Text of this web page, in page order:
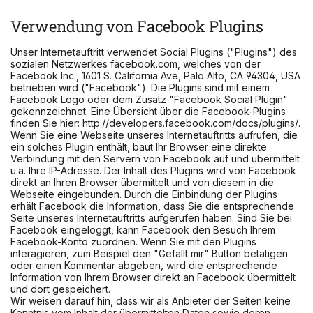
Verwendung von Facebook Plugins
Unser Internetauftritt verwendet Social Plugins ("Plugins") des
sozialen Netzwerkes facebook.com, welches von der
Facebook Inc., 1601 S. California Ave, Palo Alto, CA 94304, USA
betrieben wird ("Facebook"). Die Plugins sind mit einem
Facebook Logo oder dem Zusatz "Facebook Social Plugin"
gekennzeichnet. Eine Übersicht über die Facebook-Plugins
finden Sie hier: http://developers.facebook.com/docs/plugins/.
Wenn Sie eine Webseite unseres Internetauftritts aufrufen, die
ein solches Plugin enthält, baut Ihr Browser eine direkte
Verbindung mit den Servern von Facebook auf und übermittelt
u.a. Ihre IP-Adresse. Der Inhalt des Plugins wird von Facebook
direkt an Ihren Browser übermittelt und von diesem in die
Webseite eingebunden. Durch die Einbindung der Plugins
erhält Facebook die Information, dass Sie die entsprechende
Seite unseres Internetauftritts aufgerufen haben. Sind Sie bei
Facebook eingeloggt, kann Facebook den Besuch Ihrem
Facebook-Konto zuordnen. Wenn Sie mit den Plugins
interagieren, zum Beispiel den "Gefällt mir" Button betätigen
oder einen Kommentar abgeben, wird die entsprechende
Information von Ihrem Browser direkt an Facebook übermittelt
und dort gespeichert.
Wir weisen darauf hin, dass wir als Anbieter der Seiten keine